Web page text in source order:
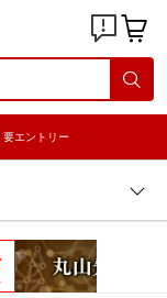
要エントリー